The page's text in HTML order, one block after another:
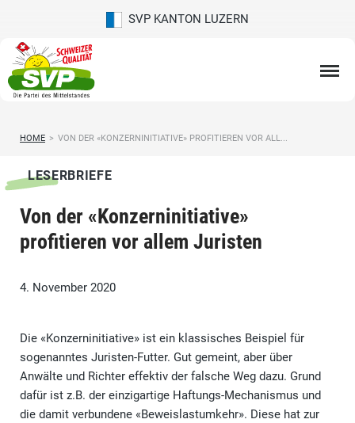
SVP KANTON LUZERN
HOME > VON DER «KONZERNINITIATIVE» PROFITIEREN VOR ALL...
LESERBRIEFE
Von der «Konzerninitiative»
profitieren vor allem Juristen
4. November 2020
Die «Konzerninitiative» ist ein klassisches Beispiel für
sogenanntes Juristen-Futter. Gut gemeint, aber über
Anwälte und Richter effektiv der falsche Weg dazu. Grund
dafür ist z.B. der einzigartige Haftungs-Mechanismus und
die damit verbundene «Beweislastumkehr». Diese hat zur